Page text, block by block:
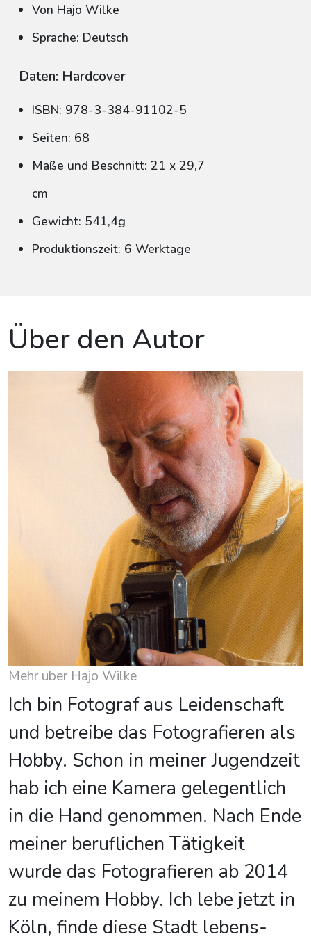
Von Hajo Wilke
Sprache: Deutsch
Daten: Hardcover
ISBN: 978-3-384-91102-5
Seiten: 68
Maße und Beschnitt: 21 x 29,7
cm
Gewicht: 541,4g
Produktionszeit: 6 Werktage
Über den Autor
Mehr über Hajo Wilke
Ich bin Fotograf aus Leidenschaft
und betreibe das Fotografieren als
Hobby. Schon in meiner Jugendzeit
hab ich eine Kamera gelegentlich
in die Hand genommen. Nach Ende
meiner beruflichen Tätigkeit
wurde das Fotografieren ab 2014
zu meinem Hobby. Ich lebe jetzt in
Köln, finde diese Stadt lebens-